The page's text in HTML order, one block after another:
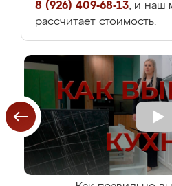
8 (926) 409-68-13, и наш
рассчитает стоимость.